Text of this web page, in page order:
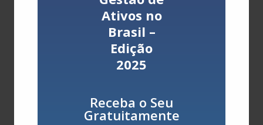
Ativos no
Brasil –
Edição
2025
Receba o Seu
Gratuitamente
Salvar meus dados neste navegador para a
Enviar Comentário